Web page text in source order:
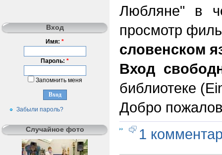
Любляне" в
просмотр
словенском
Вход
библиотеке
Добро
1
Вход
Имя: *
Пароль: *
Запомнить меня
Забыли пароль?
Случайное фото